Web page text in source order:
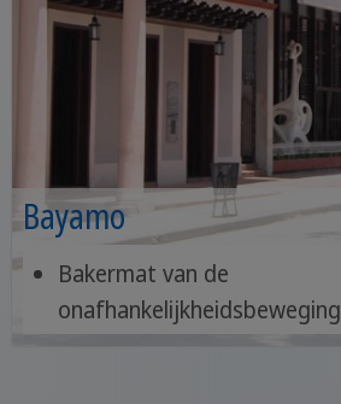
Bayamo
Bakermat van de
onafhankelijkheidsbeweging